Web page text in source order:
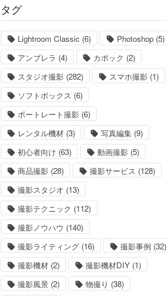
タグ
Lightroom Classic (6) Photoshop (5)
アンブレラ (4) カポック (2)
スタジオ撮影 (282) スマホ撮影 (1)
ソフトボックス (6)
ポートレート撮影 (6)
レンタル機材 (3) 写真編集 (9)
初心者向け (63) 動画撮影 (5)
商品撮影 (28) 撮影サービス (128)
撮影スタジオ (13)
撮影テクニック (112)
撮影ノウハウ (140)
撮影ライティング (16) 撮影事例 (32)
撮影機材 (2) 撮影機材DIY (1)
撮影風景 (2) 物撮り (38)